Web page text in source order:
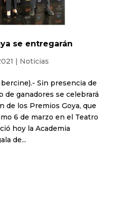
se entregarán
Noticias
Sin presencia de
de ganadores se celebrará
de los Premios Goya, que
6 de marzo en el Teatro
hoy la Academia
de...